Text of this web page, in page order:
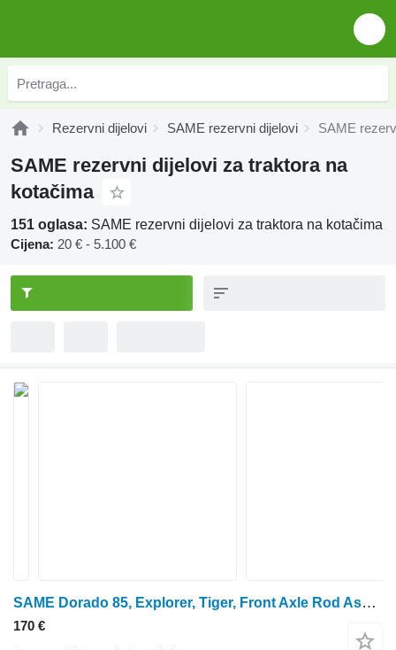
Rezervni dijelovi SAME rezervni dijelovi SAME
SAME rezervni dijelovi za traktora na
kotačima
151 oglasa: SAME rezervni dijelovi za traktora na kotačima
Cijena: 20 € - 5.100 €
SAME Dorado 85, Explorer, Tiger, Front Axle Rod Assy 0.008.5389.0/10 reaktivna šipka za traktora na kotačima
170 €